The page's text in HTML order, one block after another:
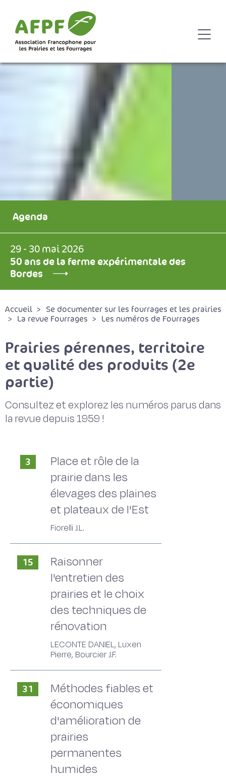
Agenda
29 - 30 mai 2026
50 ans de la ferme expérimentale des
Bordes
Accueil
Se documenter sur les fourrages et les prairies
La revue Fourrages
Les numéros de Fourrages
Prairies pérennes, territoire
et qualité des produits (2e
partie)
Consultez et explorez les numéros parus dans
la revue depuis 1959 !
3
Place et rôle de la
prairie dans les
élevages des plaines
et plateaux de l'Est
Fiorelli J.L.
15
Raisonner
l'entretien des
prairies et le choix
des techniques de
rénovation
LECONTE DANIEL, Luxen
Pierre, Bourcier J.F.
31
Méthodes fiables et
économiques
d'amélioration de
prairies
permanentes
humides